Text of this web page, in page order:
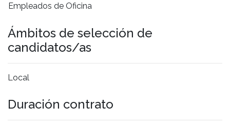
Empleados de Oficina
Ámbitos de selección de
candidatos/as
Local
Duración contrato